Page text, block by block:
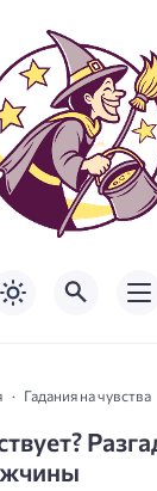
Гадания на чувства